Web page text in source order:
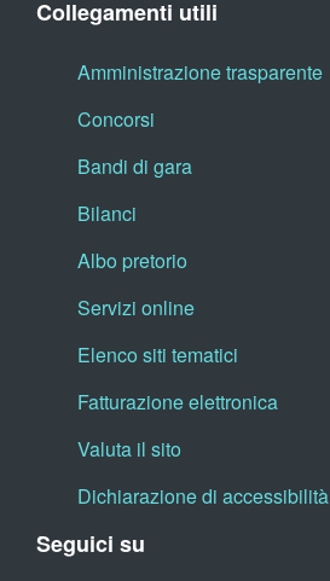
Collegamenti utili
Amministrazione trasparente
Concorsi
Bandi di gara
Bilanci
Albo pretorio
Servizi online
Elenco siti tematici
Fatturazione elettronica
Valuta il sito
Dichiarazione di accessibilità
Seguici su